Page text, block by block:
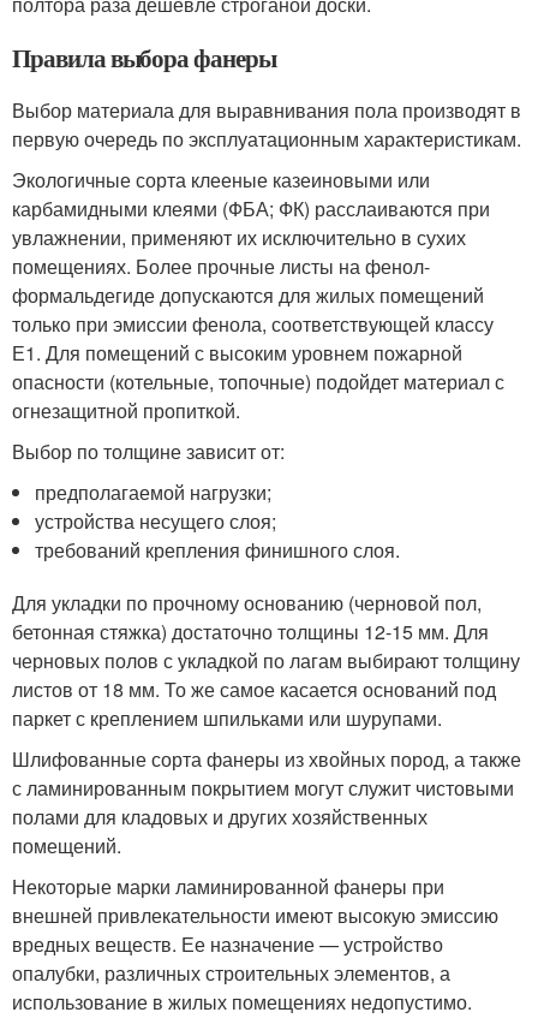
Правила выбора фанеры
Выбор материала для выравнивания пола производят в
первую очередь по эксплуатационным характеристикам.
Экологичные сорта клееные казеиновыми или
карбамидными клеями (ФБА; ФК) расслаиваются при
увлажнении, применяют их исключительно в сухих
помещениях. Более прочные листы на фенол-
формальдегиде допускаются для жилых помещений
только при эмиссии фенола, соответствующей классу
Е1. Для помещений с высоким уровнем пожарной
опасности (котельные, топочные) подойдет материал с
огнезащитной пропиткой.
Выбор по толщине зависит от:
предполагаемой нагрузки;
устройства несущего слоя;
требований крепления финишного слоя.
Для укладки по прочному основанию (черновой пол,
бетонная стяжка) достаточно толщины 12-15 мм. Для
черновых полов с укладкой по лагам выбирают толщину
листов от 18 мм. То же самое касается оснований под
паркет с креплением шпильками или шурупами.
Шлифованные сорта фанеры из хвойных пород, а также
с ламинированным покрытием могут служит чистовыми
полами для кладовых и других хозяйственных
помещений.
Некоторые марки ламинированной фанеры при
внешней привлекательности имеют высокую эмиссию
вредных веществ. Ее назначение — устройство
опалубки, различных строительных элементов, а
использование в жилых помещениях недопустимо.